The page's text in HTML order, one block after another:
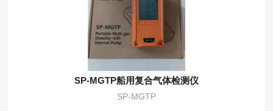
SP-MGTP船用复合气体检测仪
SP-MGTP